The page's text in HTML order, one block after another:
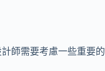
師需要考慮一些重要的